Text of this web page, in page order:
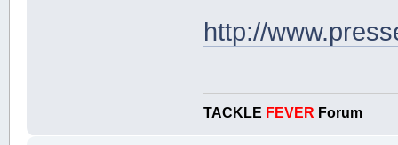
http://
TACKLE FEVER Forum